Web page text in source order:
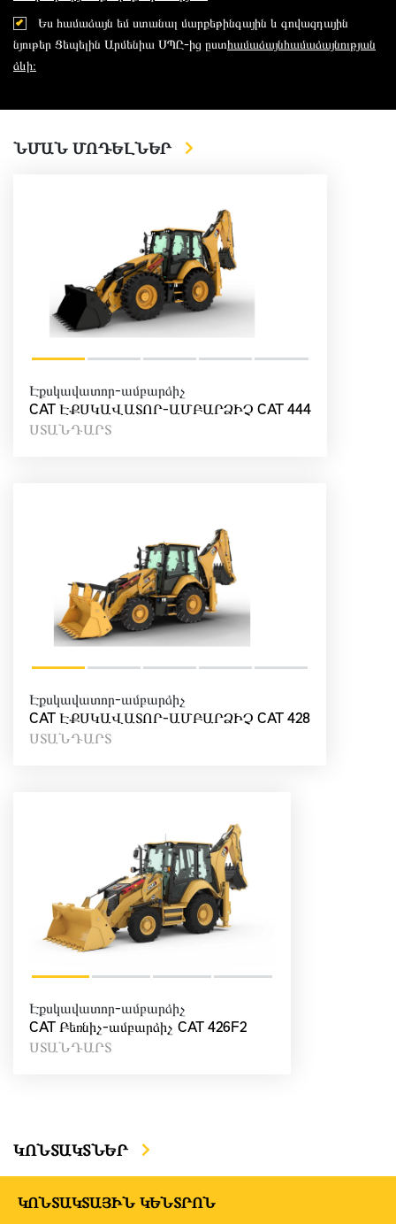
Ես համաձայն եմ ստանալ մարքեթինգային և գովազդային
նյութեր Ցեպելին Արմենիա ՍՊԸ-ից ըստհամաձայնհամաձայնության
ձևի։
ՆՄԱՆ ՄՈԴԵԼՆԵՐ
Էքսկավատոր-ամբարձիչ
CAT ԷՔՍԿԱՎԱՏՈՐ-ԱՄԲԱՐՁԻՉ CAT 444
ՍՏԱՆԴԱՐՏ
Էքսկավատոր-ամբարձիչ
CAT ԷՔՍԿԱՎԱՏՈՐ-ԱՄԲԱՐՁԻՉ CAT 428
ՍՏԱՆԴԱՐՏ
Էքսկավատոր-ամբարձիչ
CAT Բեռնիչ-ամբարձիչ CAT 426F2
ՍՏԱՆԴԱՐՏ
ԿՈՆՏԱԿՏՆԵՐ
ԿՈՆՏԱԿՏԱՅԻՆ ԿԵՆՏՐՈՆ